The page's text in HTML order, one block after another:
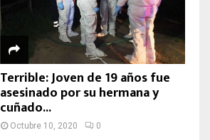
Terrible: Joven de 19 años fue
asesinado por su hermana y
cuñado...
Octubre 10, 2020 0